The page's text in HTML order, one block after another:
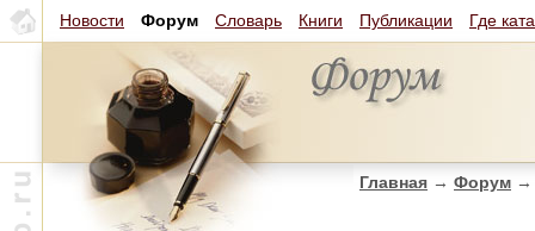
Новости Форум Словарь Книги Публикации Где
Главная → Форум →